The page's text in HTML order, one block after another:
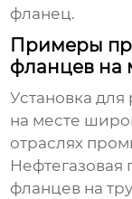
фланец.
Примеры
фланцев на
Установка
на месте
отраслях
фланцев на